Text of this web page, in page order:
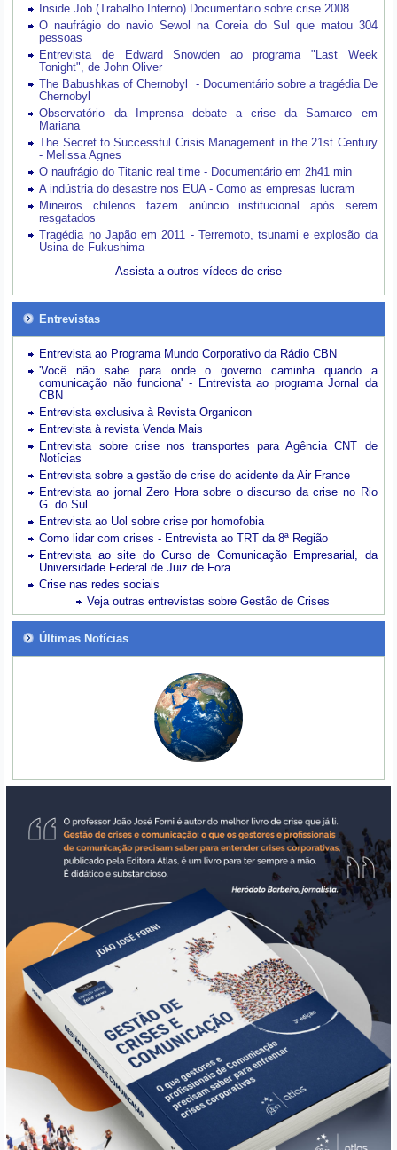
Inside Job (Trabalho Interno) Documentário sobre crise 2008
O naufrágio do navio Sewol na Coreia do Sul que matou 304
pessoas
Entrevista de Edward Snowden ao programa "Last Week
Tonight", de John Oliver
The Babushkas of Chernobyl - Documentário sobre a tragédia De
Chernobyl
Observatório da Imprensa debate a crise da Samarco em
Mariana
The Secret to Successful Crisis Management in the 21st Century
- Melissa Agnes
O naufrágio do Titanic real time - Documentário em 2h41 min
A indústria do desastre nos EUA - Como as empresas lucram
Mineiros chilenos fazem anúncio institucional após serem
resgatados
Tragédia no Japão em 2011 - Terremoto, tsunami e explosão da
Usina de Fukushima
Assista a outros vídeos de crise
Entrevistas
Entrevista ao Programa Mundo Corporativo da Rádio CBN
'Você não sabe para onde o governo caminha quando a
comunicação não funciona' - Entrevista ao programa Jornal da
CBN
Entrevista exclusiva à Revista Organicon
Entrevista à revista Venda Mais
Entrevista sobre crise nos transportes para Agência CNT de
Notícias
Entrevista sobre a gestão de crise do acidente da Air France
Entrevista ao jornal Zero Hora sobre o discurso da crise no Rio
G. do Sul
Entrevista ao Uol sobre crise por homofobia
Como lidar com crises - Entrevista ao TRT da 8ª Região
Entrevista ao site do Curso de Comunicação Empresarial, da
Universidade Federal de Juiz de Fora
Crise nas redes sociais
Veja outras entrevistas sobre Gestão de Crises
Últimas Notícias